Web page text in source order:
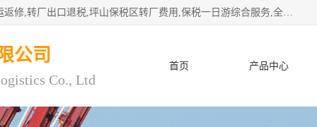
深圳市子扬国际物流有限公司专注深圳保税区转厂,保税区退运返修,转厂出口退税,坪山保税区转厂费用,保税一日游综合服务,全程托管，公司是严格按照“专业化定位、综合化经营、差异化发展”的经营思路建立的现代第三方物流，在通关业务、保税区仓储、退运返修、供应链金融方面具有较强的竞争优势。公司秉承“高效专业、服务客户、创新发展”的经营理念，已发展成为国内外知名企业的战略合作商。
公司
Co., Ltd
首页 产品中心